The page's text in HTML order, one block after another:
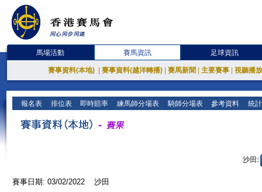
馬場活動 賽馬資訊 足球資訊
賽事資料(本地) 賽事資料(越洋轉播) 賽馬新聞 主要賽事 視聽播
報名表 排位表 即時賠率 練馬師分場表 騎師分場表 參考資料 統
沙田:
賽事日期: 03/02/2022 沙田